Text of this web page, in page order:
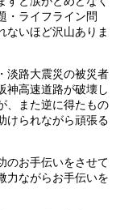
・ライフライン問
ないほど沢山ありま
淡路大震災の被災者
神高速道路が破壊し
、また逆に得たもの
けられながら頑張る
のお手伝いをさせて
力ながらお手伝いを